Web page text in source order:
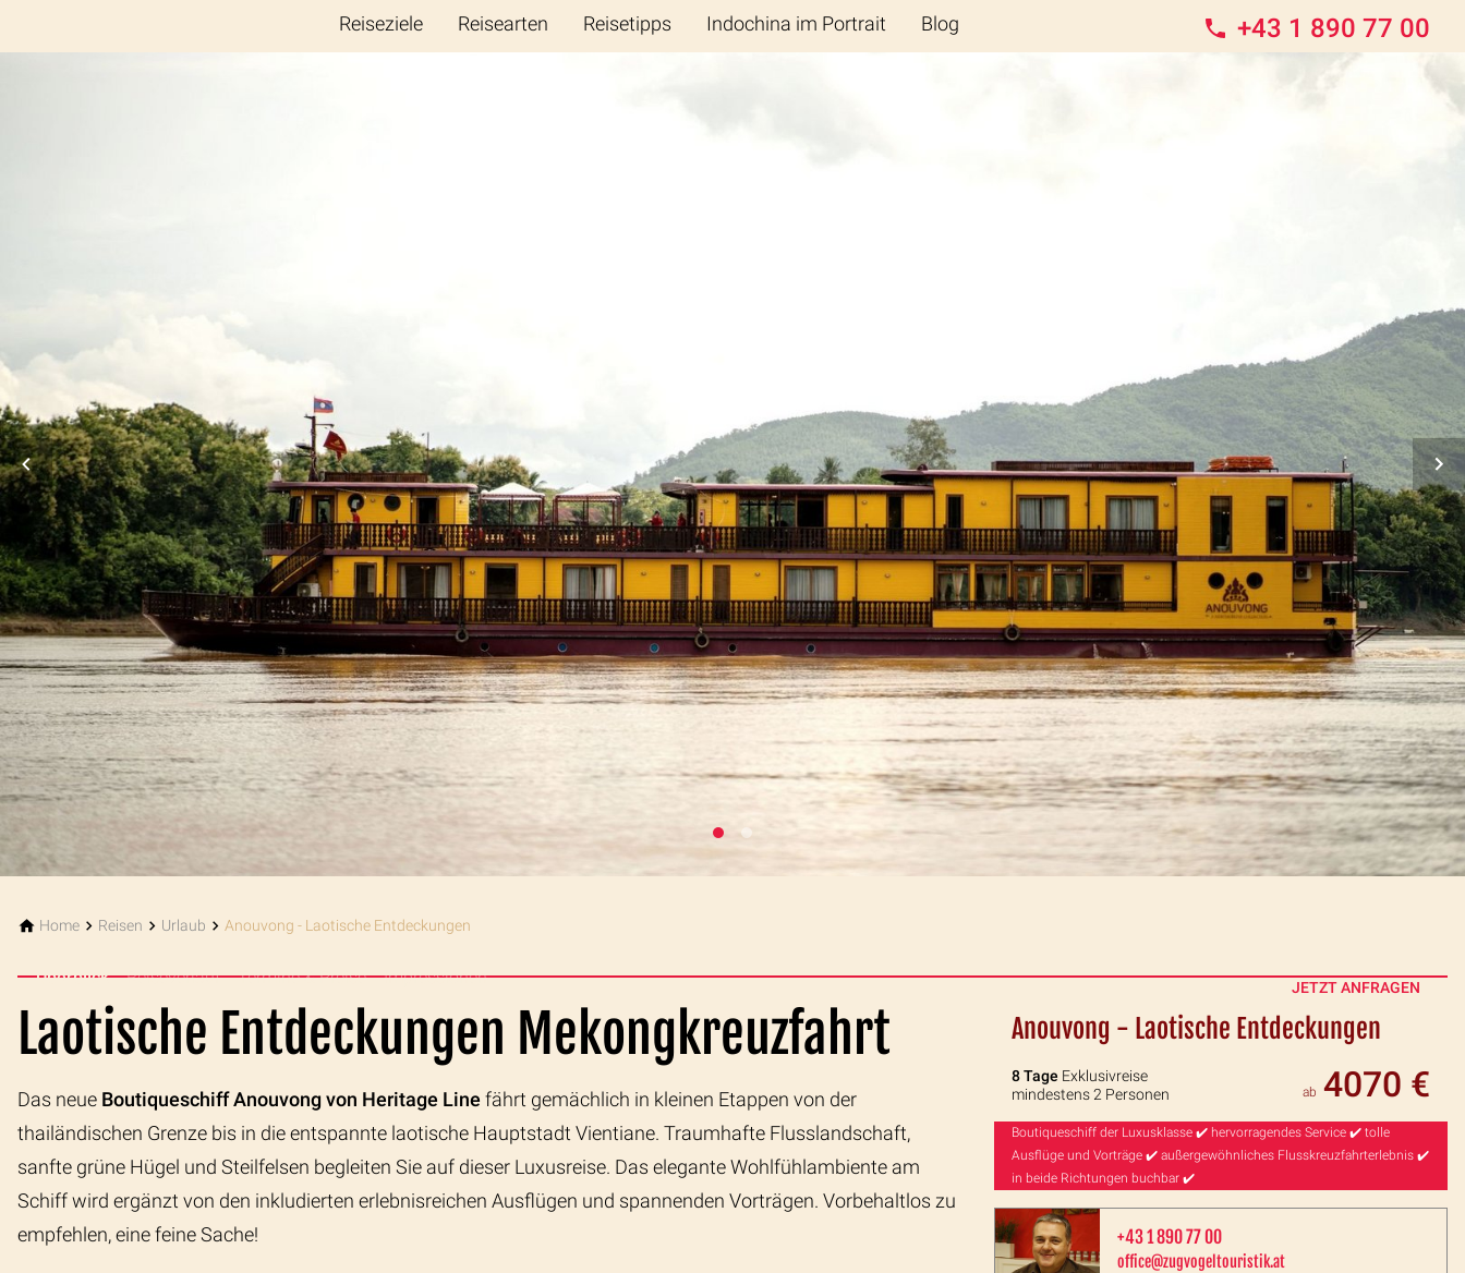
Reiseziele Reisearten Reisetipps Indochina im Portrait Blog +43 1 890 77 00
Home Reisen Urlaub Anouvong - Laotische Entdeckungen
Überblick Reiseverlauf Termine & Preise Impressionen JETZT ANFRAGEN
Laotische Entdeckungen Mekongkreuzfahrt
Das neue Boutiqueschiff Anouvong von Heritage Line fährt gemächlich in kleinen Etappen von der
thailändischen Grenze bis in die entspannte laotische Hauptstadt Vientiane. Traumhafte Flusslandschaft,
sanfte grüne Hügel und Steilfelsen begleiten Sie auf dieser Luxusreise. Das elegante Wohlfühlambiente am
Schiff wird ergänzt von den inkludierten erlebnisreichen Ausflügen und spannenden Vorträgen. Vorbehaltlos zu
empfehlen, eine feine Sache!
Anouvong - Laotische Entdeckungen
8 Tage Exklusivreise
mindestens 2 Personen
ab 4070 €
Boutiqueschiff der Luxusklasse ✔️ hervorragendes Service ✔️ tolle
Ausflüge und Vorträge ✔️ außergewöhnliches Flusskreuzfahrterlebnis ✔️
in beide Richtungen buchbar ✔️
+43 1 890 77 00
office@zugvogeltouristik.at